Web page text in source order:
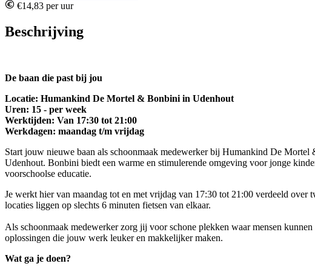
€14,83 per uur
Beschrijving
De baan die past bij jou
Locatie: Humankind De Mortel & Bonbini in Udenhout
Uren: 15 - per week
Werktijden: Van 17:30 tot 21:00
Werkdagen: maandag t/m vrijdag
Start jouw nieuwe baan als schoonmaak medewerker bij Humankind De
Udenhout. Bonbini biedt een warme en stimulerende omgeving voor jonge
voorschoolse educatie.
Je werkt hier van maandag tot en met vrijdag van 17:30 tot 21:00 verdeeld
locaties liggen op slechts 6 minuten fietsen van elkaar.
Als schoonmaak medewerker zorg jij voor schone plekken waar mensen
oplossingen die jouw werk leuker en makkelijker maken.
Wat ga je doen?